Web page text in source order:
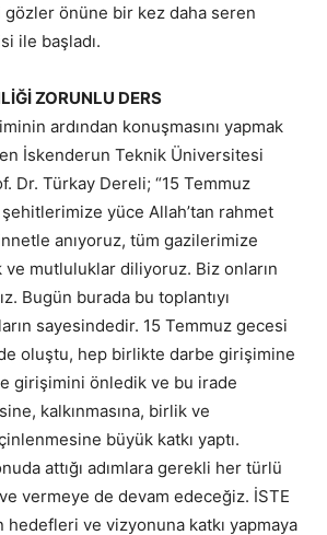
gözler önüne bir kez daha seren
ile başladı.
ZORUNLU DERS
ardından konuşmasını yapmak
İskenderun Teknik Üniversitesi
Dr. Türkay Dereli; “15 Temmuz
yüce Allah’tan rahmet
anıyoruz, tüm gazilerimize
ve mutluluklar diliyoruz. Biz onların
Bugün burada bu toplantıyı
sayesindedir. 15 Temmuz gecesi
oluştu, hep birlikte darbe girişimine
girişimini önledik ve bu irade
kalkınmasına, birlik ve
büyük katkı yaptı.
attığı adımlara gerekli her türlü
vermeye de devam edeceğiz. İSTE
ve vizyonuna katkı yapmaya